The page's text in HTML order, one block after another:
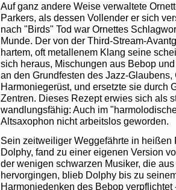
Auf ganz andere Weise verwaltete
Parkers, als dessen Vollender er sich
nach "Birds" Tod war Ornettes
Munde. Der von der Third-Stream-
hartem, oft metallenem Klang seine
sich heraus, Mischungen aus Bebop
an den Grundfesten des Jazz-Glaubens,
Harmoniegerüst, und ersetzte sie durch
Zentren. Dieses Rezept erwies sich als
wandlungsfähig: Auch im
Altsaxophon nicht arbeitslos geworden.
Sein zeitweiliger Weggefährte in heißen
Dolphy, fand zu einer eigenen Version
der wenigen schwarzen Musiker, die
hervorgingen, blieb Dolphy bis zu
Harmoniedenken des Bebop